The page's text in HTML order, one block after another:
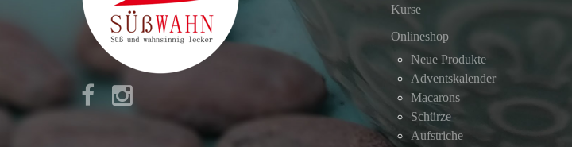
Kurse
Onlineshop
Neue Produkte
Adventskalender
Macarons
Schürze
Aufstriche